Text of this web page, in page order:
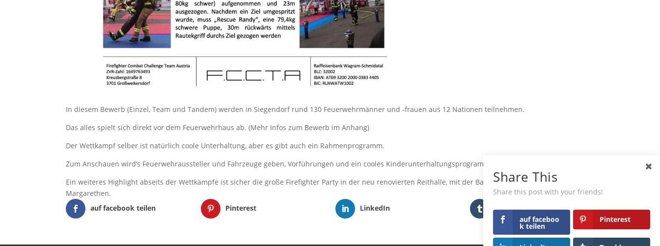
In diesem Bewerb (Einzel, Team und Tandem) werden in Siegendorf rund 130 Feuerwehrmänner und -frauen aus 12 Nationen teilnehmen.
Das alles spielt sich direkt vor dem Feuerwehrhaus ab. (Mehr Infos zum Bewerb im Anhang)
Der Wettkampf selber ist natürlich coole Unterhaltung, aber es gibt auch ein Rahmenprogramm.
Zum Anschauen wird’s Feuerwehraussteller und Fahrzeuge geben, Vorführungen und ein cooles Kinderunterhaltungsprogramm.
Ein weiteres Highlight abseits der Wettkämpfe ist sicher die große Firefighter Party in der neu renovierten Reithalle, mit der Band Schalltaxi aus St.
Margarethen.
auf facebook teilen
Pinterest LinkedIn Tumblr
Share This
Share this post with your friends!
auf faceboo
k teilen
Pinterest